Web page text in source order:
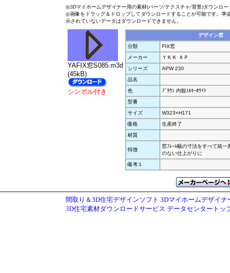
◎3Dマイホームデザイナー用の素材(パーツ/テクスチャ/背景)ダウンロー
◎画像をドラッグ＆ドロップしてダウンロードすることが可能です。準
示されていないデータはダウンロードできません。
YAFIX窓S085.m3d
(45kB)
シンボル付き
デザイン窓
分類
FIX窓
メーカー
ＹＫＫ ＡＰ
シリーズ
APW 230
品名
色
ﾌﾞﾗｳﾝ 内観ﾐﾙｷｰﾎﾜｲﾄ
型番
サイズ
W323×H171
価格
生産終了
材質
特徴
窓ﾌﾚｰﾑ幅の寸法をすべて統
のない仕上がりに
備考１
間取り＆3D住宅デザインソフト 3Dマイホームデザイ
3D住宅素材ダウンロードサービス データセンタートッ